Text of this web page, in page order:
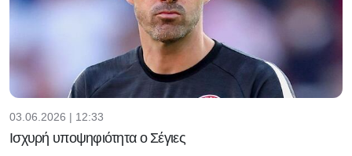
03.06.2026 | 12:33
Ισχυρή υποψηφιότητα ο Σέγιες